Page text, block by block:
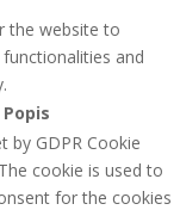
the website to
and
Popis
by GDPR Cookie
cookie is used to
for the cookies